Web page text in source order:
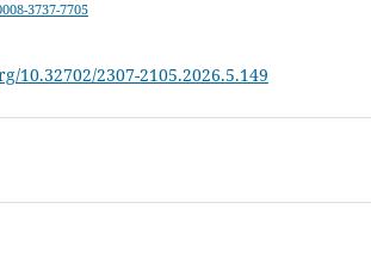
3737-7705
10.32702/2307-2105.2026.5.149